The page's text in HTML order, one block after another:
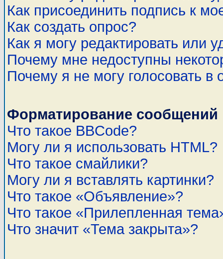
Как присоединить подпись к
Как создать опрос?
Как я могу редактировать или
Почему мне недоступны
Почему я не могу голосовать в
Форматирование
Что такое BBCode?
Могу ли я использовать HTML?
Что такое смайлики?
Могу ли я вставлять картинки?
Что такое «Объявление»?
Что такое «Прилепленная
Что значит «Тема закрыта»?